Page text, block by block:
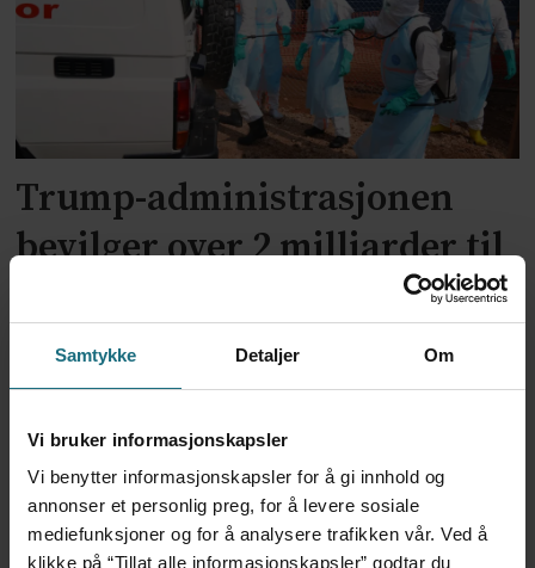
Samtykke Detaljer Om
Vi bruker informasjonskapsler
Vi benytter informasjonskapsler for å gi innhold og
annonser et personlig preg, for å levere sosiale
mediefunksjoner og for å analysere trafikken vår. Ved å
klikke på “Tillat alle informasjonskapsler” godtar du
Trump-administrasjonen
bevilger over 2 milliarder til